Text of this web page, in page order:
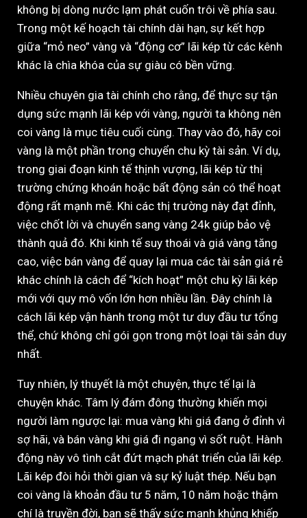
không bị dòng nước lạm phát cuốn trôi về phía sau.
Trong một kế hoạch tài chính dài hạn, sự kết hợp
giữa “mỏ neo” vàng và “động cơ” lãi kép từ các kênh
khác là chìa khóa của sự giàu có bền vững.
Nhiều chuyên gia tài chính cho rằng, để thực sự tận
dụng sức mạnh lãi kép với vàng, người ta không nên
coi vàng là mục tiêu cuối cùng. Thay vào đó, hãy coi
vàng là một phần trong chuyển chu kỳ tài sản. Ví dụ,
trong giai đoạn kinh tế thịnh vượng, lãi kép từ thị
trường chứng khoán hoặc bất động sản có thể hoạt
động rất mạnh mẽ. Khi các thị trường này đạt đỉnh,
việc chốt lời và chuyển sang vàng 24k giúp bảo vệ
thành quả đó. Khi kinh tế suy thoái và giá vàng tăng
cao, việc bán vàng để quay lại mua các tài sản giá rẻ
khác chính là cách để “kích hoạt” một chu kỳ lãi kép
mới với quy mô vốn lớn hơn nhiều lần. Đây chính là
cách lãi kép vận hành trong một tư duy đầu tư tổng
thể, chứ không chỉ gói gọn trong một loại tài sản duy
nhất.
Tuy nhiên, lý thuyết là một chuyện, thực tế lại là
chuyện khác. Tâm lý đám đông thường khiến mọi
người làm ngược lại: mua vàng khi giá đang ở đỉnh vì
sợ hãi, và bán vàng khi giá đi ngang vì sốt ruột. Hành
động này vô tình cắt đứt mạch phát triển của lãi kép.
Lãi kép đòi hỏi thời gian và sự kỷ luật thép. Nếu bạn
coi vàng là khoản đầu tư 5 năm, 10 năm hoặc thậm
chí là truyền đời, bạn sẽ thấy sức mạnh khủng khiếp